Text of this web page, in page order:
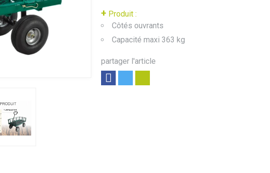
+ Produit :
Côtés ouvrants
Capacité maxi 363 kg
partager l'article